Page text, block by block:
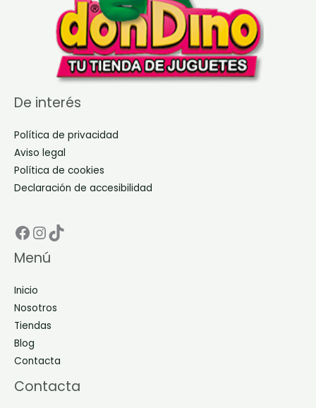
De interés
Política de privacidad
Aviso legal
Política de cookies
Declaración de accesibilidad
Facebook Don Dino
Instagram Don Dino
TikTok Don Dino
Menú
Inicio
Nosotros
Tiendas
Blog
Contacta
Contacta